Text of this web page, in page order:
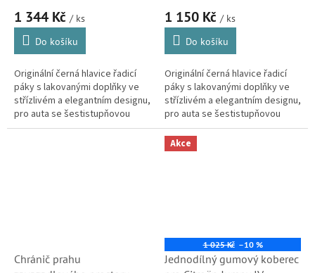
1 344 Kč / ks
Do košíku
Originální černá hlavice řadicí
páky s lakovanými doplňky ve
střízlivém a elegantním designu,
pro auta se šestistupňovou
manuální převodovkou.
1 150 Kč / ks
Do košíku
Originální černá hlavice řadicí
páky s lakovanými doplňky ve
střízlivém a elegantním designu,
pro auta se šestistupňovou
manuální převodovkou.
Chránič prahu
Akce
1 025 Kč –10 %
Jednodílný gumový koberec